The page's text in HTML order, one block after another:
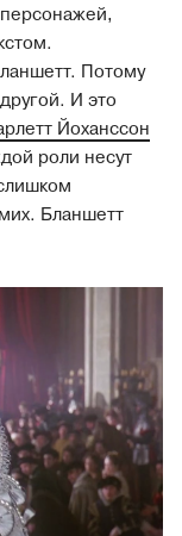
Потому
И это
Йоханссон
роли несут
Бланшетт